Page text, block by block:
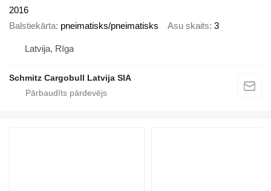
2016
Balstiekārta pneimatisks/pneimatisks Asu skaits 3
Latvija, Rīga
Schmitz Cargobull Latvija SIA